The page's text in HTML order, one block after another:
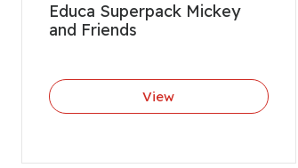
Educa Superpack Mickey
and Friends
View